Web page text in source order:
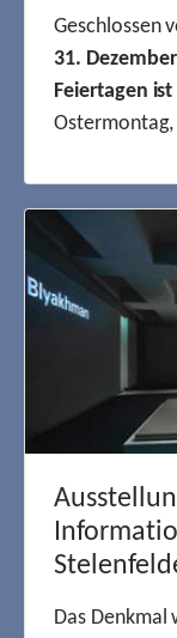
Das Denkmal
Geschlossen
31. Dezember
Feiertagen